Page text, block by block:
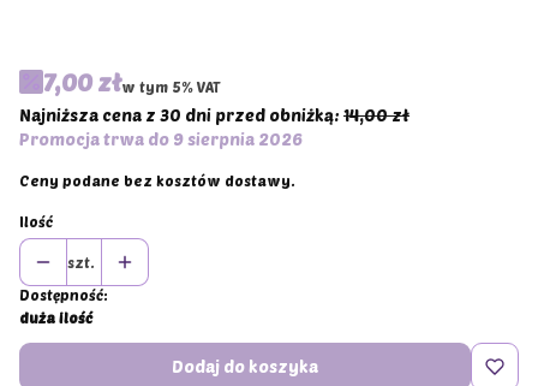
7,00 złw tym 5% VAT
w tym 5% VAT
Najniższa cena z 30 dni przed obniżką: 14,00 zł
Promocja trwa do 9 sierpnia 2026
Ceny podane bez kosztów dostawy.
Ilość
szt.
Dostępność:
duża ilość
Dodaj do koszyka